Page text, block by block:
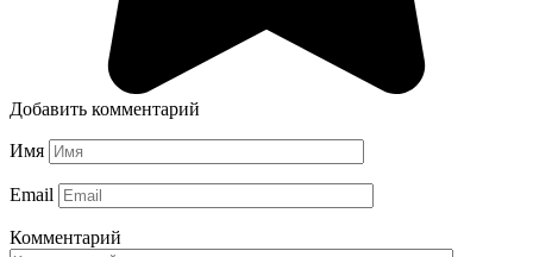
Добавить комментарий
Имя
Email
Комментарий